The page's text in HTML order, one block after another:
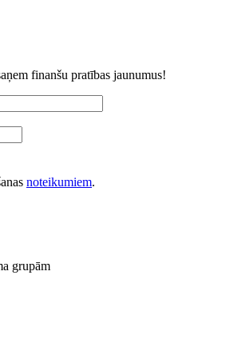
finanšu pratības jaunumus!
noteikumiem.
grupām